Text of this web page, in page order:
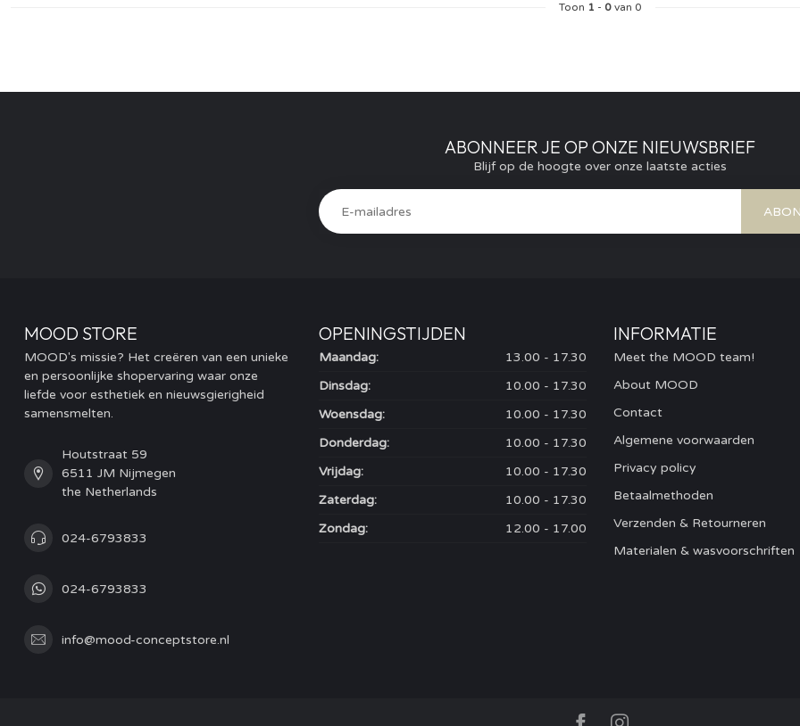
Toon 1 - 0van 0
ABONNEER JE OP ONZE NIEUWSBRIEF
Blijf op de hoogte over onze laatste acties
MOOD STORE
MOOD's missie? Het creëren van een unieke
en persoonlijke shopervaring waar onze
liefde voor esthetiek en nieuwsgierigheid
samensmelten.
Houtstraat 59
6511 JM Nijmegen
the Netherlands
024-6793833
024-6793833
info@mood-conceptstore.nl
OPENINGSTIJDEN
Maandag:
13.00 - 17.30
Dinsdag:
10.00 - 17.30
Woensdag:
10.00 - 17.30
Donderdag:
10.00 - 17.30
Vrijdag:
10.00 - 17.30
Zaterdag:
10.00 - 17.30
Zondag:
12.00 - 17.00
INFORMATIE
Meet the MOOD team!
About MOOD
Contact
Algemene voorwaarden
Privacy policy
Betaalmethoden
Verzenden & Retourneren
Materialen & wasvoorschriften